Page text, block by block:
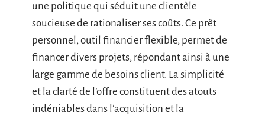
une politique qui séduit une clientèle
soucieuse de rationaliser ses coûts. Ce prêt
personnel, outil financier flexible, permet de
financer divers projets, répondant ainsi à une
large gamme de besoins client. La simplicité
et la clarté de l’offre constituent des atouts
indéniables dans l’acquisition et la